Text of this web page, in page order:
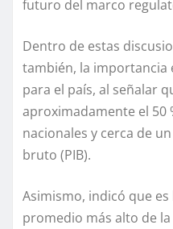
futuro del marco
Dentro de estas
también, la importancia
para el país, al señalar
aproximadamente el 50
nacionales y cerca de
bruto (PIB).
Asimismo, indicó que
promedio más alto de